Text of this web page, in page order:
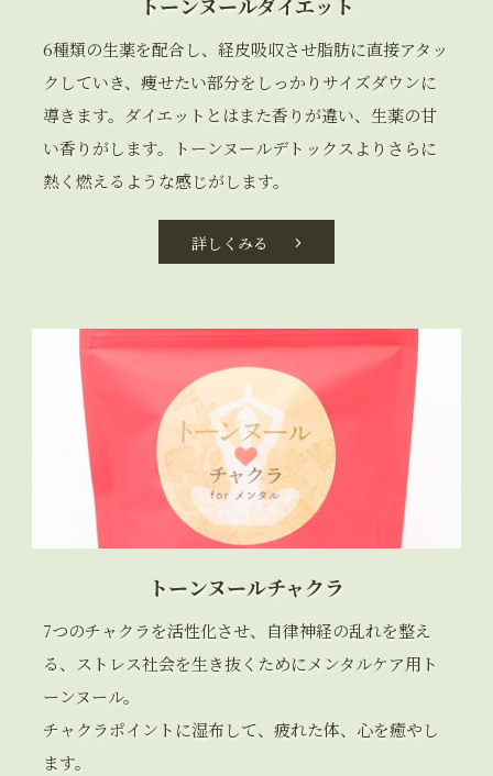
6種類の生薬を配合し、経皮吸収させ脂肪に直接アタッ
クしていき、痩せたい部分をしっかりサイズダウンに
導きます。ダイエットとはまた香りが違い、生薬の甘
い香りがします。トーンヌールデトックスよりさらに
熱く燃えるような感じがします。
詳しくみる
トーンヌールチャクラ
7つのチャクラを活性化させ、自律神経の乱れを整え
る、ストレス社会を生き抜くためにメンタルケア用ト
ーンヌール。
チャクラポイントに湿布して、疲れた体、心を癒やし
ます。